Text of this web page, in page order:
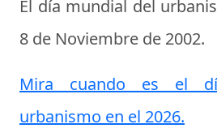
El día mundial del
8 de Noviembre de 2002.
Mira cuando es el
urbanismo en el 2026.